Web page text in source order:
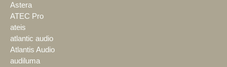
Astera
ATEC Pro
ateis
atlantic audio
Atlantis Audio
audiluma